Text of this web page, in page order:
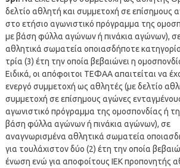
δελτίο αθλητή και συμμετοχή σε επίσημους
στο ετήσιο αγωνιστικό πρόγραμμα της
με βάση φύλλα αγώνων ή πινάκια αγώνων),
αθλητικά σωματεία οποιασδήποτε
τρία (3) έτη την οποία βεβαιώνει η
Ειδικά, οι απόφοιτοι ΤΕΦΑΑ απαιτείται να
ενεργό συμμετοχή ως αθλητές (με δελτίο
συμμετοχή σε επίσημους αγώνες
αγωνιστικό πρόγραμμα της ομοσπονδίας ή
βάση φύλλα αγώνων ή πινάκια αγώνων), σε
αναγνωρισμένα αθλητικά σωματεία
για τουλάχιστον δύο (2) έτη την οποία
ένωση ενώ για αποφοίτους ΙΕΚ προπονητής